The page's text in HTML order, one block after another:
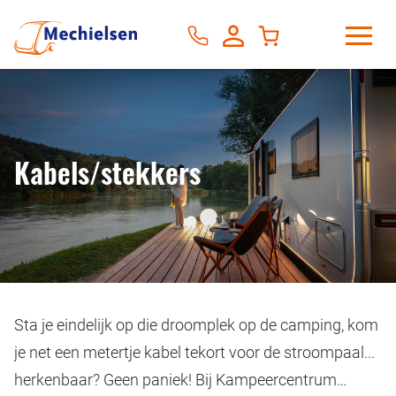
Kabels/stekkers
Sta je eindelijk op die droomplek op de camping, kom
je net een metertje kabel tekort voor de stroompaal...
herkenbaar? Geen paniek! Bij Kampeercentrum